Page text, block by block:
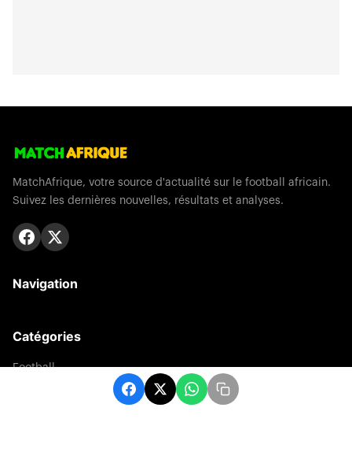
MatchAfrique, votre source d'actualité sur le football africain.
Suivez les dernières nouvelles, résultats et analyses.
Navigation
Catégories
Football